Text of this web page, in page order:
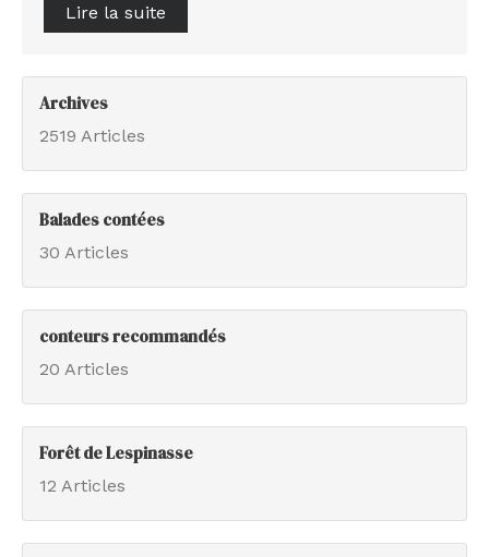
Lire la suite
Archives
2519 Articles
Balades contées
30 Articles
conteurs recommandés
20 Articles
Forêt de Lespinasse
12 Articles